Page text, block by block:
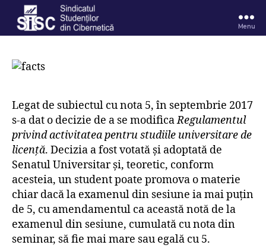
Menu
Legat de subiectul cu nota 5, în septembrie 2017
s-a dat o decizie de a se modificaRegulamentul
privind activitatea pentru studiile universitare de
licență. Decizia a fost votată și adoptată de
Senatul Universitar și, teoretic, conform
acesteia, un student poate promova o materie
chiar dacă la examenul din sesiune ia mai puțin
de 5, cu amendamentul ca această notă de la
examenul din sesiune, cumulată cu nota din
seminar, să fie mai mare sau egală cu 5.